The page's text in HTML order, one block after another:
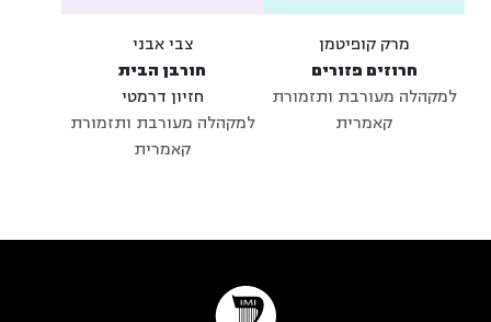
מרק קופיטמן
חרוזים פזורים
למקהלה מעורבת ותזמורת
קאמרית
צבי אבני
חורבן הבית
חזיון דרמטי
למקהלה מעורבת ותזמורת
קאמרית